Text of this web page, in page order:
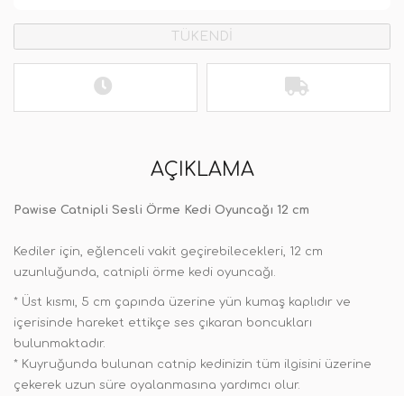
TÜKENDİ
AÇIKLAMA
Pawise Catnipli Sesli Örme Kedi Oyuncağı 12 cm
Kediler için, eğlenceli vakit geçirebilecekleri, 12 cm
uzunluğunda, catnipli örme kedi oyuncağı.
* Üst kısmı, 5 cm çapında üzerine yün kumaş kaplıdır ve
içerisinde hareket ettikçe ses çıkaran boncukları
bulunmaktadır.
* Kuyruğunda bulunan catnip kedinizin tüm ilgisini üzerine
çekerek uzun süre oyalanmasına yardımcı olur.